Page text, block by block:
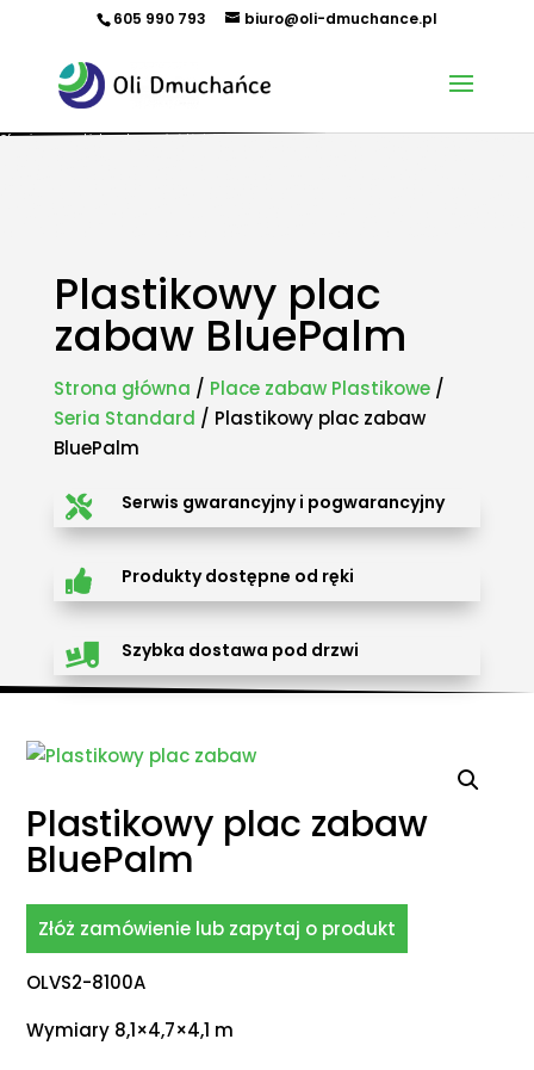
605 990 793 biuro@oli-dmuchance.pl
Oferujemy zamki dmuchane, zjeżdżalnie dmuchane, zjeżdżalnie wodne, dmuchane place zabaw,
Plastikowy plac
zabaw BluePalm
Strona główna / Place zabaw Plastikowe/
Seria Standard / Plastikowy plac zabaw
BluePalm
 Serwis gwarancyjny i pogwarancyjny
 Produkty dostępne od ręki
 Szybka dostawa pod drzwi
Plastikowy plac zabaw
BluePalm
Złóż zamówienie lub zapytaj o produkt
OLVS2-8100A
Wymiary 8,1×4,7×4,1 m